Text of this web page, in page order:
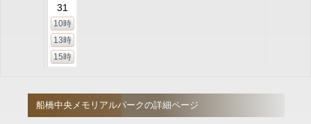
31
10時
13時
15時
船橋中央メモリアルパークの詳細ページ